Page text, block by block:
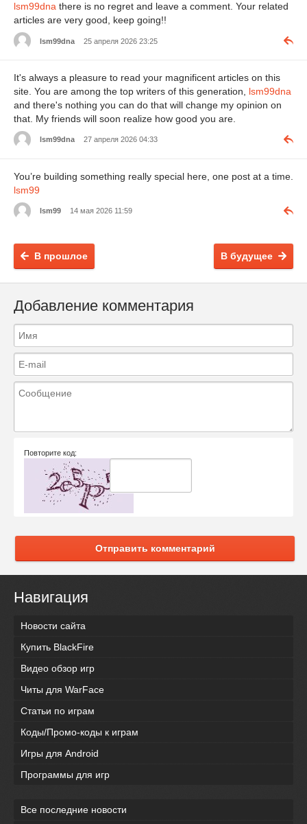
lsm99dna there is no regret and leave a comment. Your related
articles are very good, keep going!!
lsm99dna 25 апреля 2026 23:25
It's always a pleasure to read your magnificent articles on this
site. You are among the top writers of this generation, lsm99dna
and there's nothing you can do that will change my opinion on
that. My friends will soon realize how good you are.
lsm99dna 27 апреля 2026 04:33
You’re building something really special here, one post at a time.
lsm99
lsm99 14 мая 2026 11:59
В будущее
В прошлое
Добавление комментария
Повторите код:
Отправить комментарий
Навигация
Новости сайта
Купить BlackFire
Видео обзор игр
Читы для WarFace
Статьи по играм
Коды/Промо-коды к играм
Игры для Android
Программы для игр
Все последние новости